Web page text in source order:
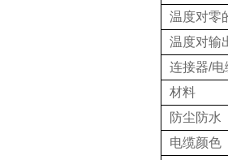
温度对零
温度对输
连接器/电
材料
防尘防水
电缆颜色